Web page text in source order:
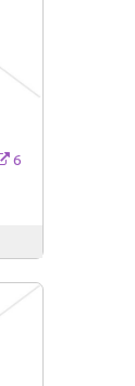
6